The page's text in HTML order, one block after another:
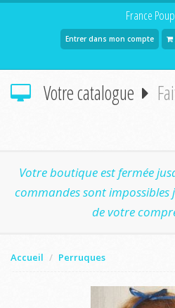
France
Entrer dans mon compte
Votre catalogue
Votre boutique est fermée
commandes sont
de votre
Accueil Perruques